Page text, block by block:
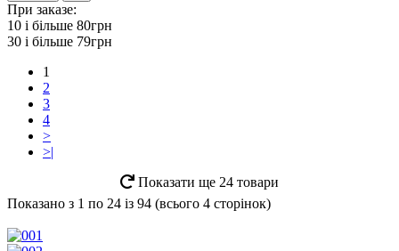
При заказе:
10 i більше 80грн
30 i більше 79грн
1
2
3
4
>
>|
Показати ще 24 товари
Показано з 1 по 24 із 94 (всього 4 сторінок)